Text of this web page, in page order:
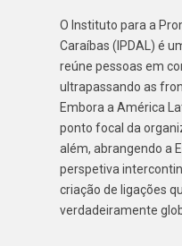
O Instituto para a
Caraíbas (IPDAL) é
reúne pessoas em
ultrapassando as
Embora a América
ponto focal da
além, abrangendo a
perspetiva
criação de ligações
verdadeiramente